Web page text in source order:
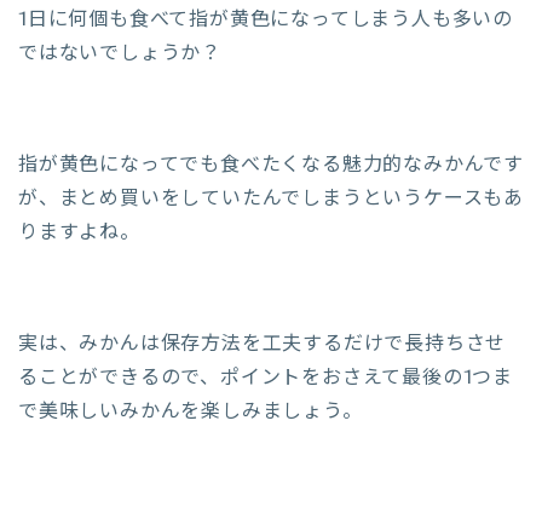
1日に何個も食べて指が黄色になってしまう人も多いの
ではないでしょうか？
指が黄色になってでも食べたくなる魅力的なみかんです
が、まとめ買いをしていたんでしまうというケースもあ
りますよね。
実は、みかんは保存方法を工夫するだけで長持ちさせ
ることができるので、ポイントをおさえて最後の1つま
で美味しいみかんを楽しみましょう。